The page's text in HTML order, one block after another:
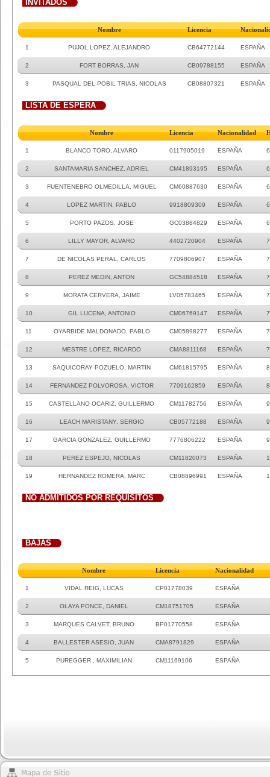
INVITADOS
Nombre Licencia
1 PUJOL LOPEZ, ALEJANDRO CB64772144 ESPAÑA
2 FORT BORRAS, JAN CB09788155 ESPAÑA
3 PASQUAL DEL POBIL TRIAS, NICOLAS CB08807321 ESPAÑA
LISTA DE ESPERA
Nombre Licencia Nacionalidad
1 BLANCO TORO, ALVARO 0117905019 ESPAÑA
2 SANTAMARIA SANCHEZ, ADRIEL CM41893195 ESPAÑA
3 FUENTENEBRO OLMEDILLA, MIGUEL CM60887630 ESPAÑA
4 LOPEZ MARTIN, PABLO 9918809309 ESPAÑA
5 PORTO PAZOS, JOSE GC03884829 ESPAÑA
6 LILLY MAYOR, ALVARO 4402720904 ESPAÑA 7
7 DE NICOLAS PERAL, CARLOS 7709806907 ESPAÑA
8 PEREZ MEDIN, ANTON GC54884518 ESPAÑA
9 MORATA CERVERA, JAIME LV05783465 ESPAÑA
10 GIL LUCENA, ANTONIO CM06769147 ESPAÑA
11 OYARBIDE MALDONADO, PABLO CM05898277 ESPAÑA
12 MESTRE LOPEZ, RICARDO CMA8811168 ESPAÑA
13 SAQUICORAY POZUELO, MARTIN CM61815795 ESPAÑA 8
14 FERNANDEZ POLVOROSA, VICTOR 7709162859 ESPAÑA
15 CASTELLANO OCARIZ, GUILLERMO CM11782756 ESPAÑA 9
16 LEACH MARISTANY, SERGIO CB05772188 ESPAÑA
17 GARCIA GONZALEZ, GUILLERMO 7776806222 ESPAÑA
18 PEREZ ESPEJO, NICOLAS CM11820073 ESPAÑA
19 HERNANDEZ ROMERA, MARC CB08896991 ESPAÑA
NO ADMITIDOS POR REQUISITOS
BAJAS
Nombre Licencia Nacionalidad
1 VIDAL REIG, LUCAS CP01778039 ESPAÑA
2 OLAYA PONCE, DANIEL CM18751705 ESPAÑA
3 MARQUES CALVET, BRUNO BP01770558 ESPAÑA
4 BALLESTER ASESIO, JUAN CMA8791829 ESPAÑA
5 PUREGGER , MAXIMILIAN CM11169106 ESPAÑA